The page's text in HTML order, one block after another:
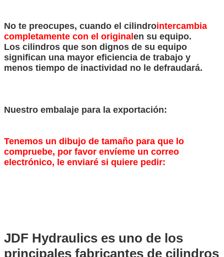
No te preocupes, cuando el cilindrointercambia
completamente con el originalen su equipo.
Los cilindros que son dignos de su equipo
significan una mayor eficiencia de trabajo y
menos tiempo de inactividad no le defraudará.
Nuestro embalaje para la exportación:
Tenemos un dibujo de tamaño para que lo
compruebe, por favor envíeme un correo
electrónico, le enviaré si quiere pedir:
JDF Hydraulics es uno de los
principales fabricantes de cilindros